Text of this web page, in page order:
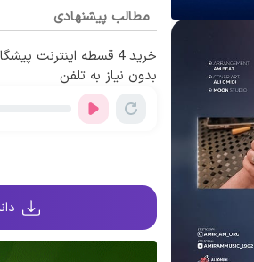
مطالب پیشنهادی
خرید 4 قسطه اینترنت
بدون نیاز به تلفن